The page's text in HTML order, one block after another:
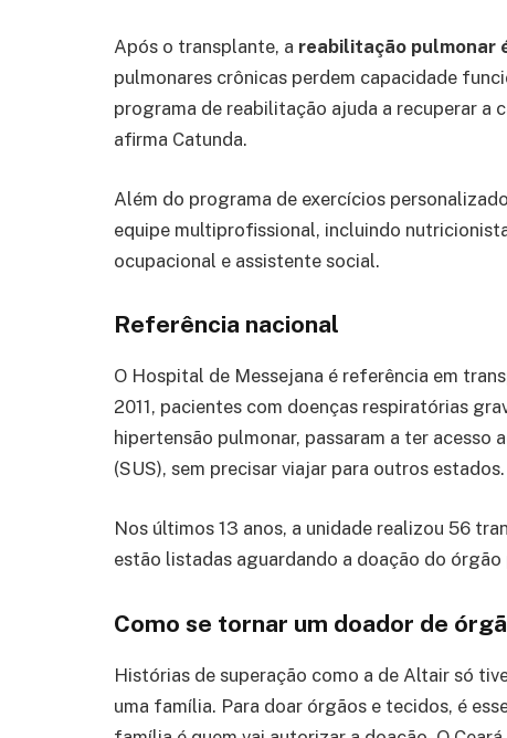
Após o transplante, a reabilitação pulmonar
pulmonares crônicas perdem capacidade
programa de reabilitação ajuda a recuperar a
afirma Catunda.
Além do programa de exercícios
equipe multiprofissional, incluindo
ocupacional e assistente social.
Referência nacional
O Hospital de Messejana é referência em
2011, pacientes com doenças respiratórias
hipertensão pulmonar, passaram a ter
(SUS), sem precisar viajar para outros estados.
Nos últimos 13 anos, a unidade realizou 56
estão listadas aguardando a doação do
Como se tornar um doador de
Histórias de superação como a de Altair só
uma família. Para doar órgãos e tecidos, é